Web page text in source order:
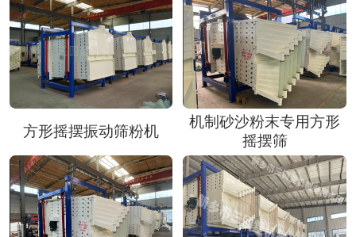
方形摇摆振动筛粉机
机制砂沙粉末专用方形
摇摆筛